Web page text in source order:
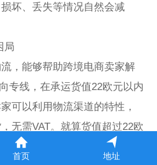
坏、丢失等情况自然会减
局
能够帮助跨境电商卖家解
专线，在承运货值22欧元以内
可以利用物流渠道的特性，
无需VAT。就算货值超过22欧
DDP预付关税服务，可以使
首页 地址